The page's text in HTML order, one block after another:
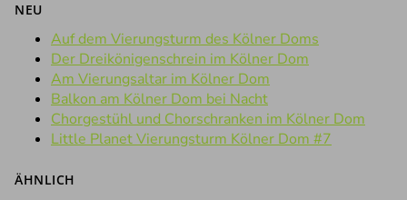
NEU
Auf dem Vierungsturm des Kölner Doms
Der Dreikönigenschrein im Kölner Dom
Am Vierungsaltar im Kölner Dom
Balkon am Kölner Dom bei Nacht
Chorgestühl und Chorschranken im Kölner Dom
Little Planet Vierungsturm Kölner Dom #7
ÄHNLICH